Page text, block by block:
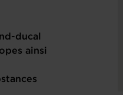
ducal
ainsi